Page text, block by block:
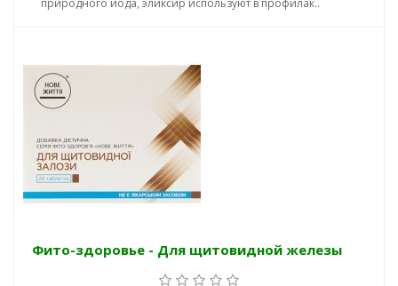
природного йода, эликсир используют в профилак..
Фито-здоровье - Для щитовидной железы